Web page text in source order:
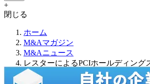
+
閉じる
ホーム
M&Aマガジン
M&Aニュース
レスターによるPCIホールディング